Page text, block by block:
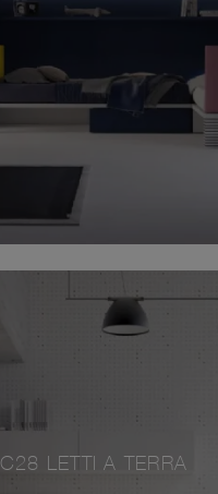
C28 LETTI A TERRA